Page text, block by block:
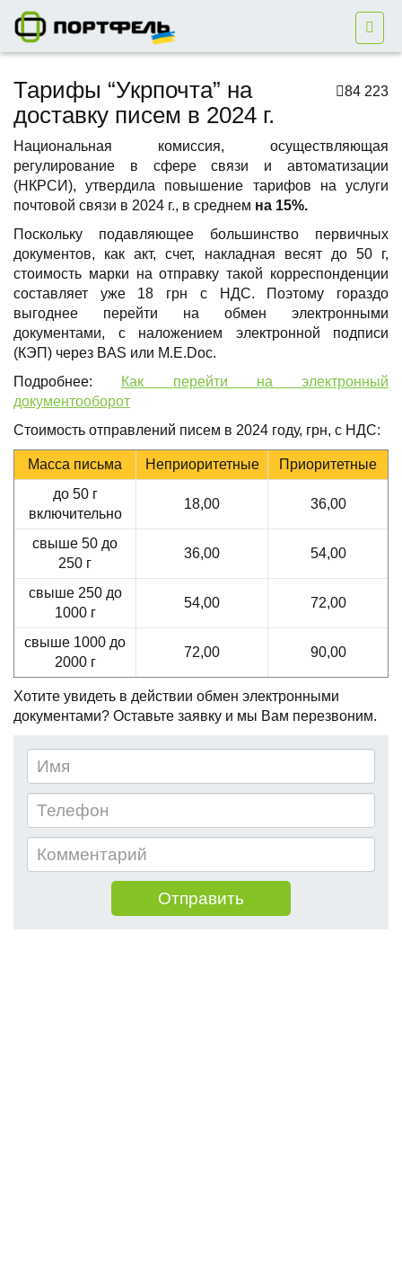
Тарифы “Укрпочта” на
доставку писем в 2024 г.
84 223
Национальная комиссия, осуществляющая
регулирование в сфере связи и автоматизации
(НКРСИ), утвердила повышение тарифов на услуги
почтовой связи в 2024 г., в среднем на 15%.
Поскольку подавляющее большинство первичных
документов, как акт, счет, накладная весят до 50 г,
стоимость марки на отправку такой корреспонденции
составляет уже 18 грн с НДС. Поэтому гораздо
выгоднее перейти на обмен электронными
документами, с наложением электронной подписи
(КЭП) через BAS или M.E.Doc.
Подробнее:
Как перейти на электронный
документооборот
Стоимость отправлений писем в 2024 году, грн, с НДС:
Масса письма Неприоритетные
Приоритетные
до 50 г
включительно
18,00 36,00
свыше 50 до
250 г
36,00 54,00
свыше 250 до
1000 г
54,00 72,00
свыше 1000 до
2000 г
72,00 90,00
Хотите увидеть в действии обмен электронными
документами? Оставьте заявку и мы Вам перезвоним.